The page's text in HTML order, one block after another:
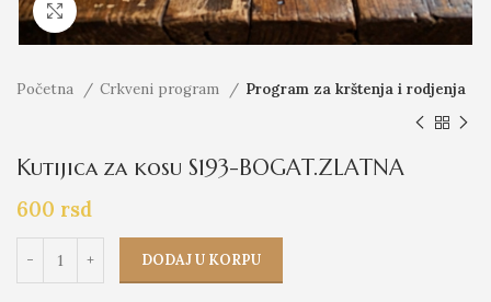
Click to enlarge
Početna Crkveni program Program za krštenja i rodjenja
Kutijica za kosu S193-BOGAT.ZLATNA
600 rsd
DODAJ U KORPU